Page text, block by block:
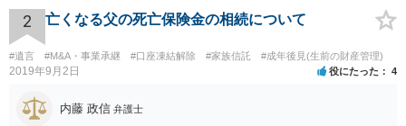
るところです。 また、当該点とは別にご主人から貸付ではなく贈与で
あると主張される可能性がございます。 その場合には、貸付であるこ
とを伺わせる事情をどれだけ積み重ねることが出来るか、というとこ
ろとなります。 返済の事実や、返済を約束するメール等です。 金額の
おく方が宜しいかと思います。 緊急という訳ではないかと思います
2 亡くなる父の死亡保険金の相続について
#遺言 #M&A・事業承継 #口座凍結解除 #家族信託 #成年後見(生前の財産管理)
2019年9月2日 役にたった 4
内藤 政信 弁護士